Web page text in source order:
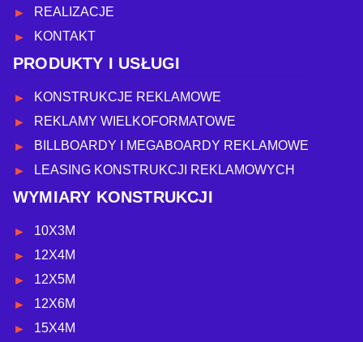
REALIZACJE
KONTAKT
PRODUKTY I USŁUGI
KONSTRUKCJE REKLAMOWE
REKLAMY WIELKOFORMATOWE
BILLBOARDY I MEGABOARDY REKLAMOWE
LEASING KONSTRUKCJI REKLAMOWYCH
WYMIARY KONSTRUKCJI
10X3M
12X4M
12X5M
12X6M
15X4M